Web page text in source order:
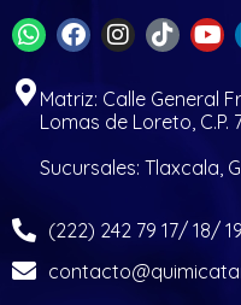
Matriz: Calle General
Lomas de Loreto, C.P.
Sucursales: Tlaxcala,
(222) 242 79 17/ 18/